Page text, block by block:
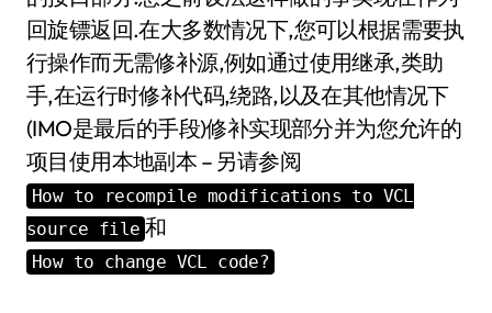
回旋镖返回.在大多数情况下,您可以根据需要执
行操作而无需修补源,例如通过使用继承,类助
手,在运行时修补代码,绕路,以及在其他情况下
(IMO是最后的手段)修补实现部分并为您允许的
项目使用本地副本 – 另请参阅
How to recompile modifications to VCL
source file 和
How to change VCL code?